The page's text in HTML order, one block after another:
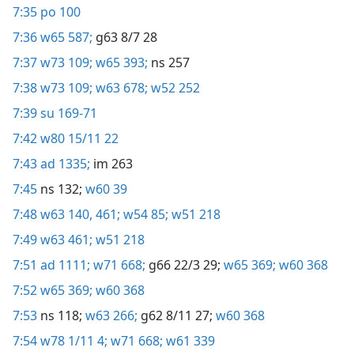
7:35 po 100
7:36w65 587; g63 8/7 28
7:37w73 109; w65 393; ns 257
7:38w73 109; w63 678; w52 252
7:39su 169-71
7:42w80 15/11 22
7:43ad 1335; im 263
7:45 ns 132; w60 39
7:48w63 140, 461; w54 85; w51 218
7:49w63 461; w51 218
7:51 ad 1111; w71 668; g66 22/3 29; w65 369; w60 368
7:52w65 369; w60 368
7:53 ns 118; w63 266; g62 8/11 27; w60 368
7:54w78 1/11 4; w71 668; w61 339